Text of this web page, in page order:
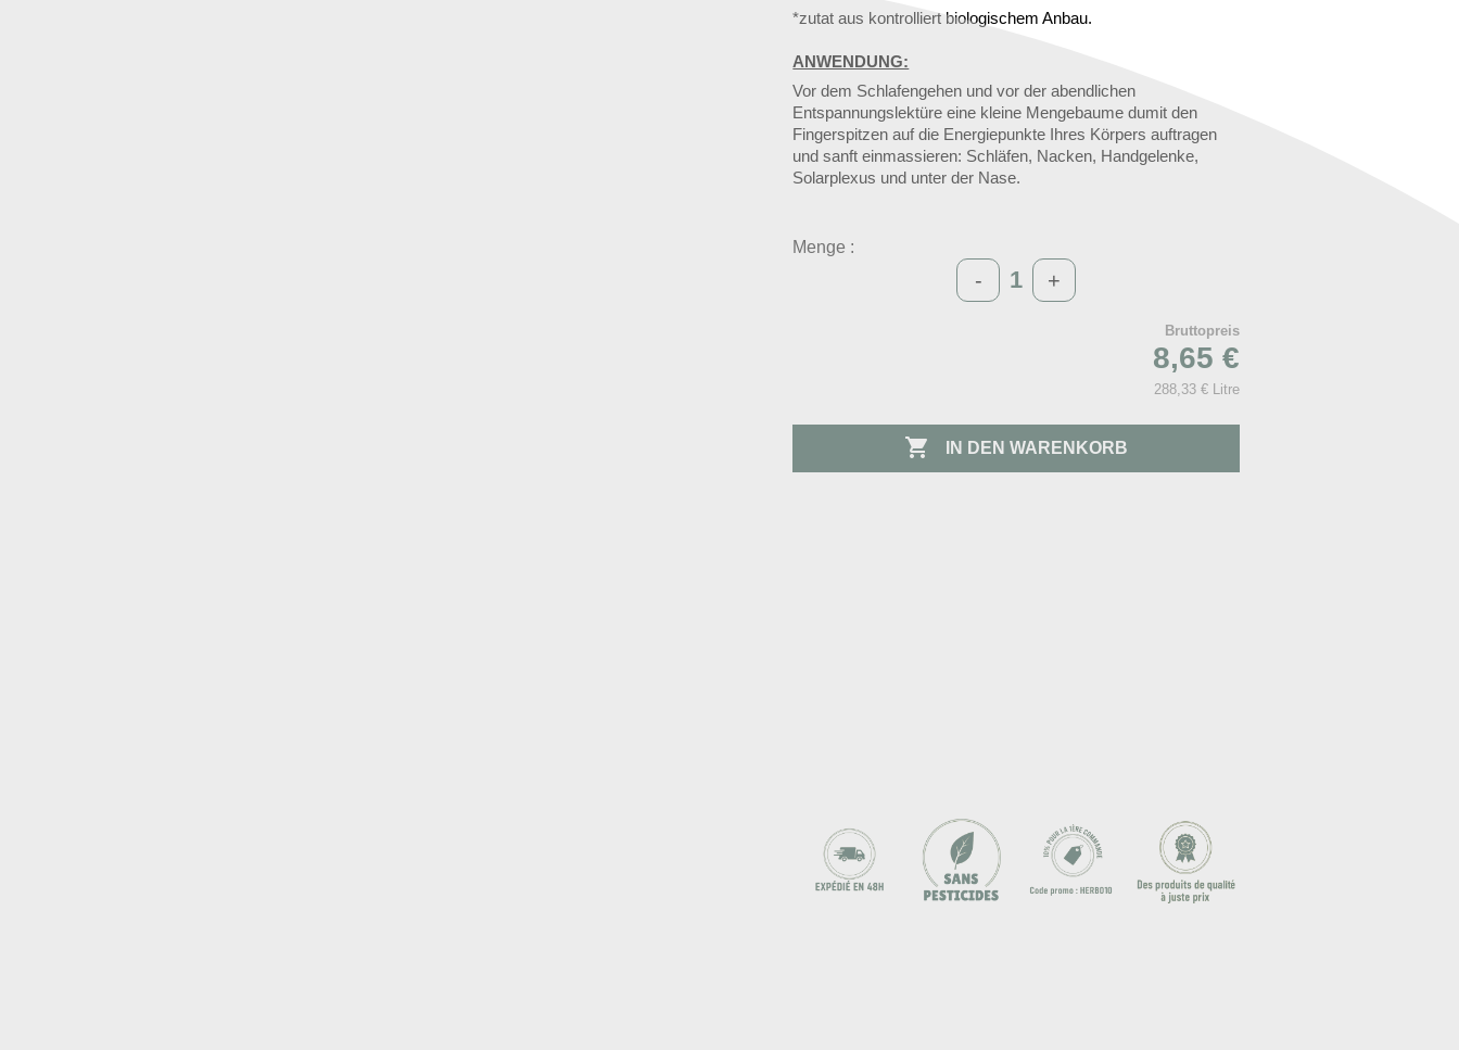
*zutat aus kontrolliert biologischem Anbau.
ANWENDUNG:
Vor dem Schlafengehen und vor der abendlichen
Entspannungslektüre eine kleine Mengebaume dumit den
Fingerspitzen auf die Energiepunkte Ihres Körpers auftragen
und sanft einmassieren: Schläfen, Nacken, Handgelenke,
Solarplexus und unter der Nase.
Menge :
- +
Bruttopreis
8,65 €
288,33 € Litre
 IN DEN WARENKORB